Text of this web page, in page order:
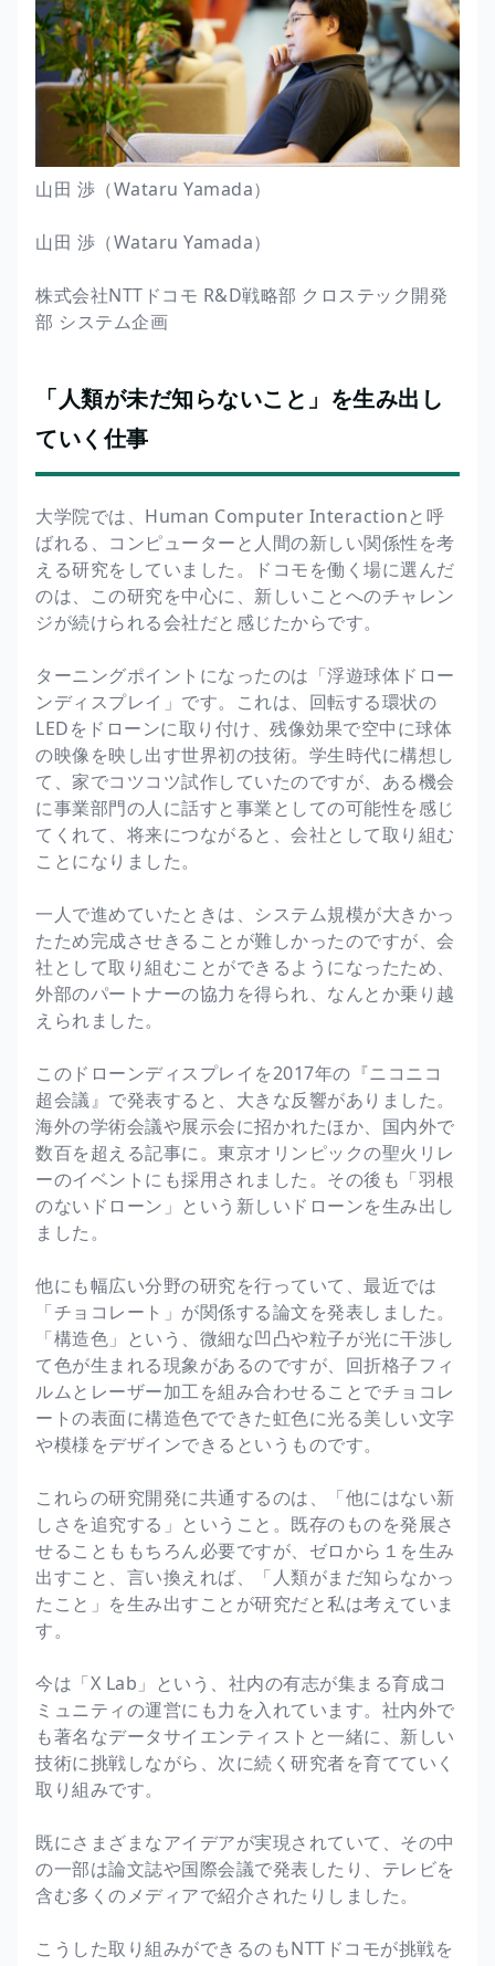
山田 渉（Wataru Yamada）
山田 渉（Wataru Yamada）
株式会社NTTドコモ R&D戦略部 クロステック開発
部 システム企画
「人類が未だ知らないこと」を生み出し
ていく仕事
大学院では、Human Computer Interactionと呼
ばれる、コンピューターと人間の新しい関係性を考
える研究をしていました。ドコモを働く場に選んだ
のは、この研究を中心に、新しいことへのチャレン
ジが続けられる会社だと感じたからです。
ターニングポイントになったのは「浮遊球体ドロー
ンディスプレイ」です。これは、回転する環状の
LEDをドローンに取り付け、残像効果で空中に球体
の映像を映し出す世界初の技術。学生時代に構想し
て、家でコツコツ試作していたのですが、ある機会
に事業部門の人に話すと事業としての可能性を感じ
てくれて、将来につながると、会社として取り組む
ことになりました。
一人で進めていたときは、システム規模が大きかっ
たため完成させきることが難しかったのですが、会
社として取り組むことができるようになったため、
外部のパートナーの協力を得られ、なんとか乗り越
えられました。
このドローンディスプレイを2017年の『ニコニコ
超会議』で発表すると、大きな反響がありました。
海外の学術会議や展示会に招かれたほか、国内外で
数百を超える記事に。東京オリンピックの聖火リレ
ーのイベントにも採用されました。その後も「羽根
のないドローン」という新しいドローンを生み出し
ました。
他にも幅広い分野の研究を行っていて、最近では
「チョコレート」が関係する論文を発表しました。
「構造色」という、微細な凹凸や粒子が光に干渉し
て色が生まれる現象があるのですが、回折格子フィ
ルムとレーザー加工を組み合わせることでチョコレ
ートの表面に構造色でできた虹色に光る美しい文字
や模様をデザインできるというものです。
これらの研究開発に共通するのは、「他にはない新
しさを追究する」ということ。既存のものを発展さ
せることももちろん必要ですが、ゼロから１を生み
出すこと、言い換えれば、「人類がまだ知らなかっ
たこと」を生み出すことが研究だと私は考えていま
す。
今は「X Lab」という、社内の有志が集まる育成コ
ミュニティの運営にも力を入れています。社内外で
も著名なデータサイエンティストと一緒に、新しい
技術に挑戦しながら、次に続く研究者を育てていく
取り組みです。
既にさまざまなアイデアが実現されていて、その中
の一部は論文誌や国際会議で発表したり、テレビを
含む多くのメディアで紹介されたりしました。
こうした取り組みができるのもNTTドコモが挑戦を